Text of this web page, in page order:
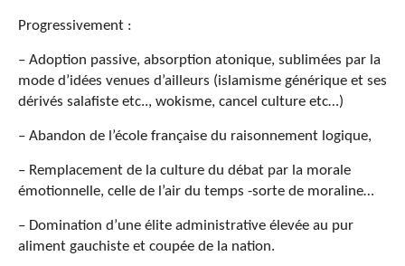
Progressivement :
– Adoption passive, absorption atonique, sublimées par la
mode d’idées venues d’ailleurs (islamisme générique et ses
dérivés salafiste etc.., wokisme, cancel culture etc…)
– Abandon de l’école française du raisonnement logique,
– Remplacement de la culture du débat par la morale
émotionnelle, celle de l’air du temps -sorte de moraline…
– Domination d’une élite administrative élevée au pur
aliment gauchiste et coupée de la nation.